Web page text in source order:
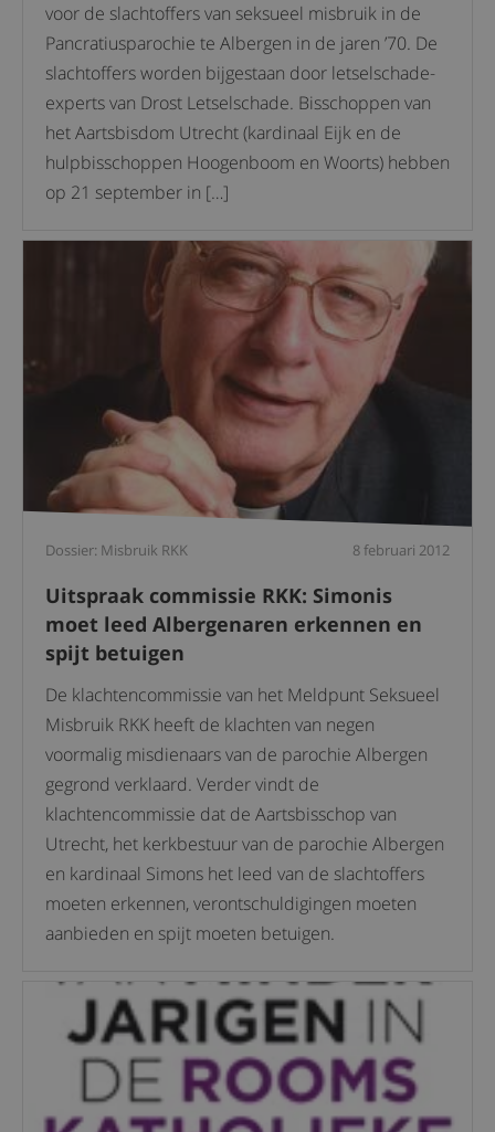
voor de slachtoffers van seksueel misbruik in de
Pancratiusparochie te Albergen in de jaren ’70. De
slachtoffers worden bijgestaan door letselschade-
experts van Drost Letselschade. Bisschoppen van
het Aartsbisdom Utrecht (kardinaal Eijk en de
hulpbisschoppen Hoogenboom en Woorts) hebben
op 21 september in […]
Dossier: Misbruik RKK 8 februari 2012
Uitspraak commissie RKK: Simonis
moet leed Albergenaren erkennen en
spijt betuigen
De klachtencommissie van het Meldpunt Seksueel
Misbruik RKK heeft de klachten van negen
voormalig misdienaars van de parochie Albergen
gegrond verklaard. Verder vindt de
klachtencommissie dat de Aartsbisschop van
Utrecht, het kerkbestuur van de parochie Albergen
en kardinaal Simons het leed van de slachtoffers
moeten erkennen, verontschuldigingen moeten
aanbieden en spijt moeten betuigen.